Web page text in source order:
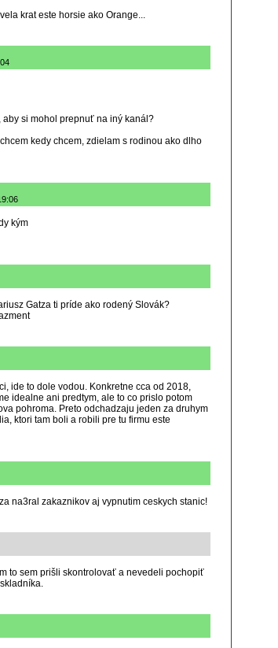
krat este horsie ako Orange...
aby si mohol prepnuť na iný kanál?
kedy chcem, zdielam s rodinou ako dlho
kým
Gatza ti príde ako rodený Slovák?
ide to dole vodou. Konkretne cca od 2018,
idealne ani predtym, ale to co prislo potom
pohroma. Preto odchadzaju jeden za druhym
ktori tam boli a robili pre tu firmu este
na3ral zakaznikov aj vypnutim ceskych stanic!
to sem prišli skontrolovať a nevedeli pochopiť